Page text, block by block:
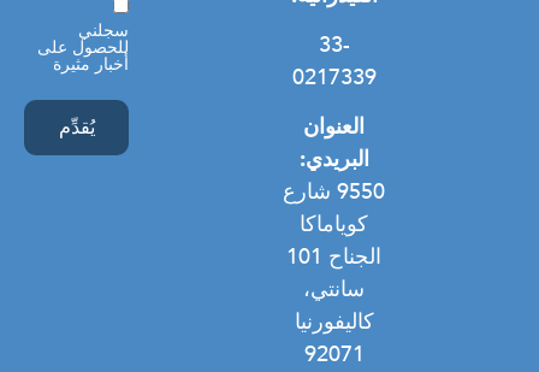
33-
0217339
العنوان
البريدي:
9550 شارع
كوياماكا
الجناح 101
سانتي،
كاليفورنيا
92071
سجلني
للحصول على
أخبار مثيرة